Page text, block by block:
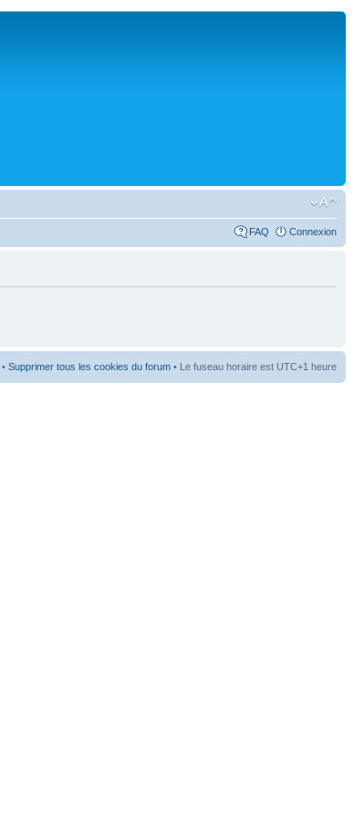
FAQ Connexion
• Supprimer tous les cookies du forum • Le fuseau horaire est UTC+1 heure